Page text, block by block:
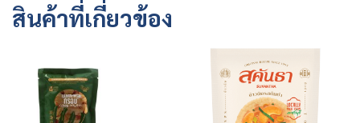
สินค้าที่เกี่ยวข้อง